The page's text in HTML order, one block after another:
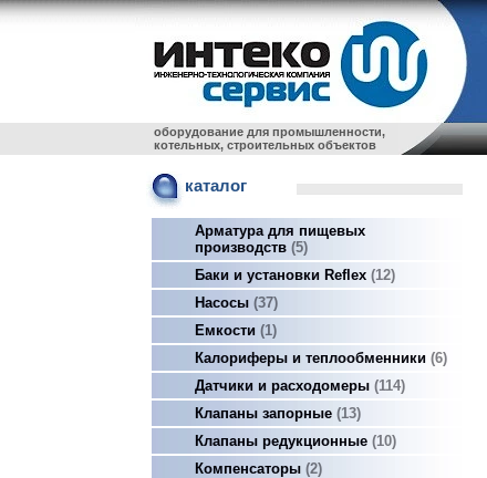
оборудование для промышленности,
котельных, строительных объектов
каталог
Арматура для пищевых
производств 5
Баки и установки Reflex 12
Насосы 37
Емкости
1
Калориферы и теплообменники 6
Датчики и расходомеры 114
Клапаны запорные 13
Клапаны редукционные 10
Компенсаторы 2